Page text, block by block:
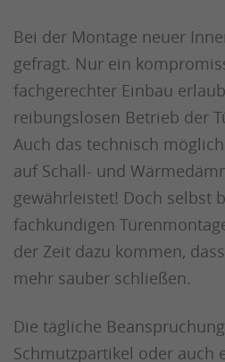
Bei der Montage neuer
gefragt. Nur ein
fachgerechter Einbau
reibungslosen Betrieb der
Auch das technisch
auf Schall- und
gewährleistet! Doch selbst
fachkundigen
der Zeit dazu kommen,
mehr sauber schließen.
Die tägliche
Schmutzpartikel oder auch